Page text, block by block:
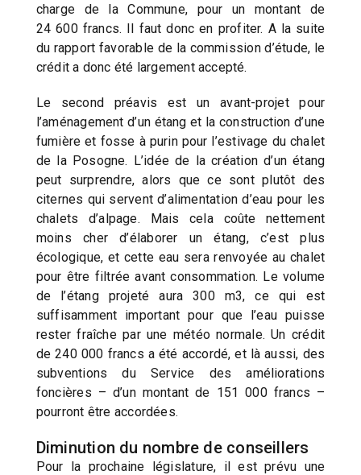
charge de la Commune, pour un montant de
24 600 francs. Il faut donc en profiter. A la suite
du rapport favorable de la commission d’étude, le
crédit a donc été largement accepté.
Le second préavis est un avant-projet pour
l’aménagement d’un étang et la construction d’une
fumière et fosse à purin pour l’estivage du chalet
de la Posogne. L’idée de la création d’un étang
peut surprendre, alors que ce sont plutôt des
citernes qui servent d’alimentation d’eau pour les
chalets d’alpage. Mais cela coûte nettement
moins cher d’élaborer un étang, c’est plus
écologique, et cette eau sera renvoyée au chalet
pour être filtrée avant consommation. Le volume
de l’étang projeté aura 300 m3, ce qui est
suffisamment important pour que l’eau puisse
rester fraîche par une météo normale. Un crédit
de 240 000 francs a été accordé, et là aussi, des
subventions du Service des améliorations
foncières – d’un montant de 151 000 francs –
pourront être accordées.
Diminution du nombre de conseillers
Pour la prochaine législature, il est prévu une